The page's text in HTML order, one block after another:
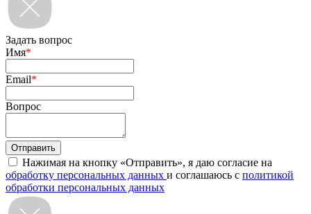
Задать вопрос
Имя*
Email*
Вопрос
Нажимая на кнопку «Отправить», я даю согласие на
обработку персональных данных и соглашаюсь с политикой
обработки персональных данных